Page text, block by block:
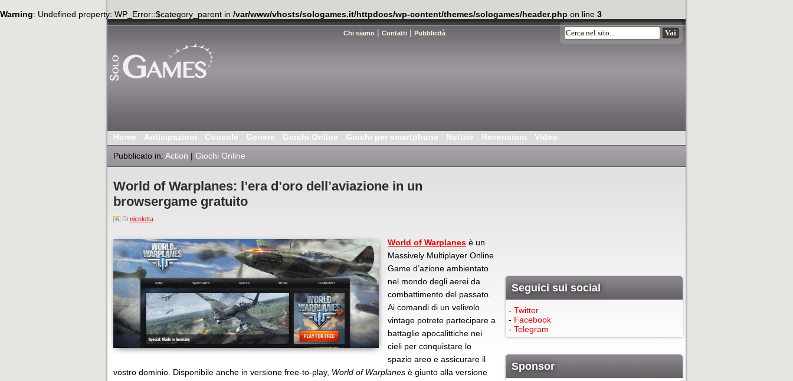
Warning: Undefined property: WP_Error::$category_parent in /var/www/vhosts/sologames.it/httpdocs/wp-content/themes/sologames/header.php on line 3
Chi siamo | Contatti | Pubblicità
Home Anticipazioni Console Genere Giochi Online Giochi per smartphone Notizie Recensioni
Video
Pubblicato in: Action | Giochi Online
World of Warplanes: l’era d’oro dell’aviazione in un
browsergame gratuito
Di nicoletta
World of Warplanes è un
Massively Multiplayer Online
Game d’azione ambientato
nel mondo degli aerei da
combattimento del passato.
Ai comandi di un velivolo
vintage potrete partecipare a
battaglie apocalittiche nei
cieli per conquistare lo
spazio areo e assicurare il
vostro dominio. Disponibile anche in versione free-to-play, World of Warplanes è giunto alla versione
Seguici sui social
- Twitter
- Facebook
- Telegram
Sponsor